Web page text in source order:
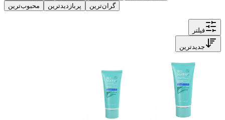
محبوب‌ترین
پربازدیدترین گران‌ترین
فیلتر
جدیدترین